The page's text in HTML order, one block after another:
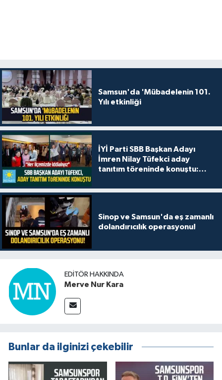
Samsun'da 'Mübadelenin 101.
Yılı etkinliği
İYİ Parti SBB Başkan Adayı
İmren Nilay Tüfekci aday
tanıtım töreninde konuştu:
Sinop ve Samsun'da eş zamanlı
dolandırıcılık operasyonu!
EDITÖR HAKKINDA
Merve Nur Kara
Bunlar da ilginizi çekebilir